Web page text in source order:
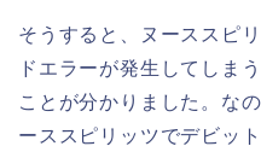
そうすると、ヌーススピ
ドエラーが発生してしま
ことが分かりました。な
ーススピリッツでデビッ